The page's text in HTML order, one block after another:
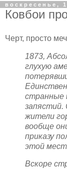
воскресенье,
Ковбои
Черт, просто
1873,
глухую
странные
жители
вообще
приказу
этой
Вскоре